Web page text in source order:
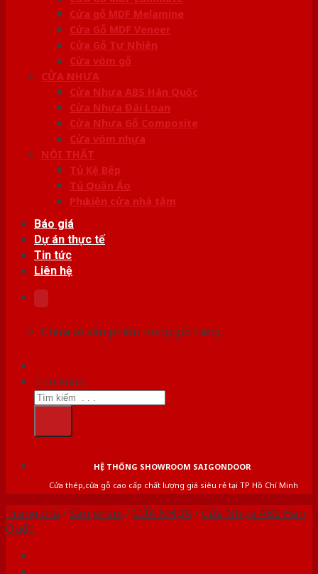
Cửa gỗ MDF Melamine
Cửa Gỗ MDF Veneer
Cửa Gỗ Tự Nhiên
Cửa vòm gỗ
CỬA NHỰA
Cửa Nhựa ABS Hàn Quốc
Cửa Nhựa Đài Loan
Cửa Nhựa Gỗ Composite
Cửa vòm nhựa
NỘI THẤT
Tủ Kệ Bếp
Tủ Quần Áo
Phụ kiện cửa nhà tắm
Báo giá
Dự án thực tế
Tin tức
Liên hệ
Chưa có sản phẩm trong giỏ hàng.
Tìm kiếm:
HỆ THỐNG SHOWROOM SAIGONDOOR
Cửa thép,cửa gỗ cao cấp chất lượng giá siêu rẻ tại TP Hồ Chí Minh
Trang chủ /Sản phẩm /CỬA NHỰA/Cửa Nhựa ABS Hàn
Quốc